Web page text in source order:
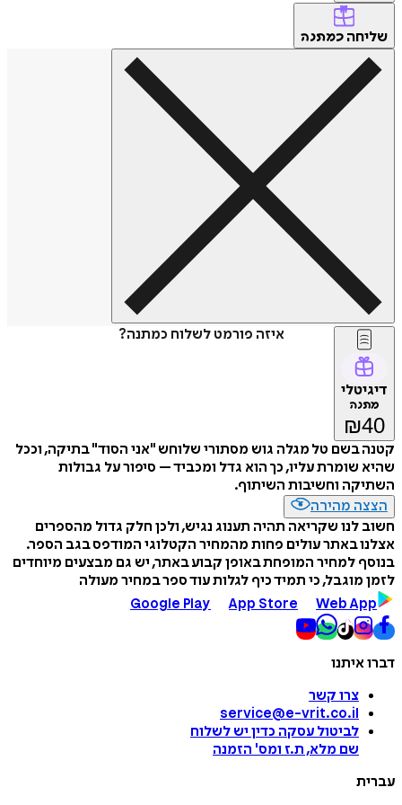
שליחה כמתנה
איזה פורמט לשלוח כמתנה?
דיגיטלי
מתנה
₪40
קטנה בשם טל מגלה גוש מסתורי שלוחש "אני הסוד" בתיקה, וככל
שהיא שומרת עליו, כך הוא גדל ומכביד – סיפור על גבולות
השתיקה וחשיבות השיתוף.
הצצה מהירה
חשוב לנו שקריאה תהיה תענוג נגיש, ולכן חלק גדול מהספרים
אצלנו באתר עולים פחות מהמחיר הקטלוגי המודפס בגב הספר.
בנוסף למחיר המופחת באופן קבוע באתר, יש גם מבצעים מיוחדים
לזמן מוגבל, כי תמיד כיף לגלות עוד ספר במחיר מעולה
Google Play
App Store Web App
דברו איתנו
צרו קשר
service@e-vrit.co.il
לביטול עסקה כדין יש לשלוח
שם מלא, ת.ז ומס' הזמנה
עברית